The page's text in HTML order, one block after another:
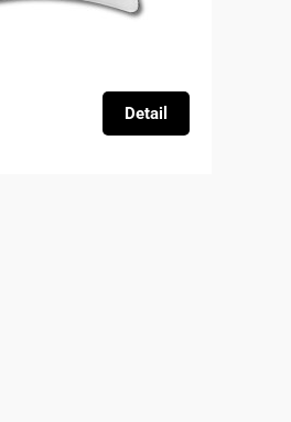
Detail